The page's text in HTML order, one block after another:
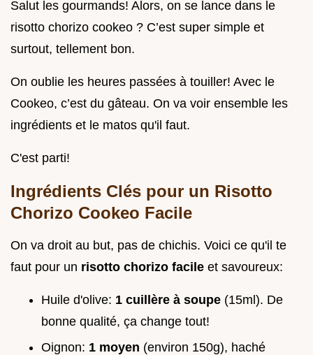
Salut les gourmands! Alors, on se lance dans le
risotto chorizo cookeo ? C’est super simple et
surtout, tellement bon.
On oublie les heures passées à touiller! Avec le
Cookeo, c’est du gâteau. On va voir ensemble les
ingrédients et le matos qu'il faut.
C'est parti!
Ingrédients Clés pour un Risotto
Chorizo Cookeo Facile
On va droit au but, pas de chichis. Voici ce qu'il te
faut pour un risotto chorizo facile et savoureux:
Huile d'olive: 1 cuillère à soupe (15ml). De
bonne qualité, ça change tout!
Oignon: 1 moyen (environ 150g), haché